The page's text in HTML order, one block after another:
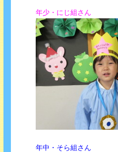
年少・にじ組さん
年中・そら組さん